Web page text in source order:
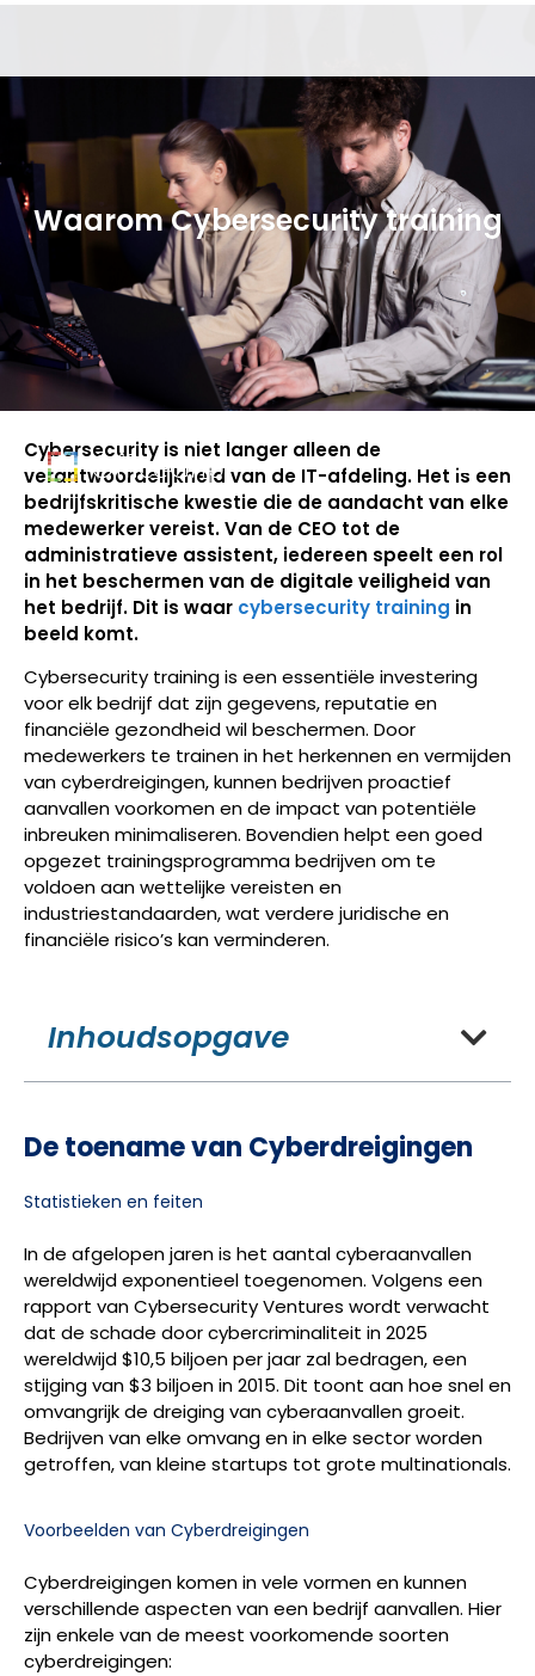
Waarom Cybersecurity training
Cybersecurity is niet langer alleen de
verantwoordelijkheid van de IT-afdeling. Het is een
bedrijfskritische kwestie die de aandacht van elke
medewerker vereist. Van de CEO tot de
administratieve assistent, iedereen speelt een rol
in het beschermen van de digitale veiligheid van
het bedrijf. Dit is waar cybersecurity training in
beeld komt.
Cybersecurity training is een essentiële investering
voor elk bedrijf dat zijn gegevens, reputatie en
financiële gezondheid wil beschermen. Door
medewerkers te trainen in het herkennen en vermijden
van cyberdreigingen, kunnen bedrijven proactief
aanvallen voorkomen en de impact van potentiële
inbreuken minimaliseren. Bovendien helpt een goed
opgezet trainingsprogramma bedrijven om te
voldoen aan wettelijke vereisten en
industriestandaarden, wat verdere juridische en
financiële risico’s kan verminderen.
Inhoudsopgave
De toename van Cyberdreigingen
Statistieken en feiten
In de afgelopen jaren is het aantal cyberaanvallen
wereldwijd exponentieel toegenomen. Volgens een
rapport van Cybersecurity Ventures wordt verwacht
dat de schade door cybercriminaliteit in 2025
wereldwijd $10,5 biljoen per jaar zal bedragen, een
stijging van $3 biljoen in 2015. Dit toont aan hoe snel en
omvangrijk de dreiging van cyberaanvallen groeit.
Bedrijven van elke omvang en in elke sector worden
getroffen, van kleine startups tot grote multinationals.
Voorbeelden van Cyberdreigingen
Cyberdreigingen komen in vele vormen en kunnen
verschillende aspecten van een bedrijf aanvallen. Hier
zijn enkele van de meest voorkomende soorten
cyberdreigingen: